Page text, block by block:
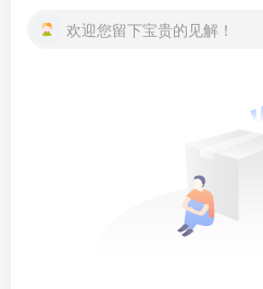
欢迎您留下宝贵的见解！